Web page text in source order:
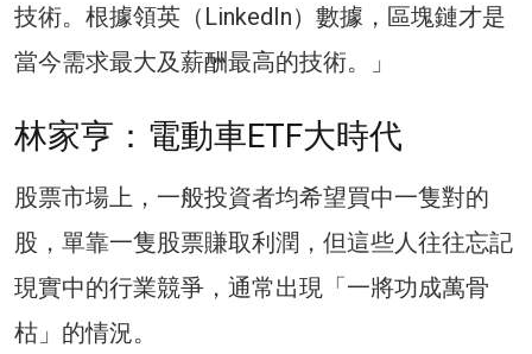
技術。根據領英（LinkedIn）數據，區塊鏈才是
當今需求最大及薪酬最高的技術。」
林家亨：電動車ETF大時代
股票市場上，一般投資者均希望買中一隻對的
股，單靠一隻股票賺取利潤，但這些人往往忘記
現實中的行業競爭，通常出現「一將功成萬骨
枯」的情況。